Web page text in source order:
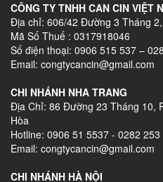
CÔNG TY TNHH CAN CIN VIỆT
Địa chỉ: 606/42 Đường 3 Tháng
Mã Số Thuế : 0317918046
Số điện thoại: 0906 515 537 –
Email: congtycancin@gmail.com
CHI NHÁNH NHA TRANG
Địa Chỉ: 86 Đường 23 Tháng 10,
Hòa
Hotline: 0906 51 5537 - 0282
Email: congtycancin@gmail.com
CHI NHÁNH HÀ NỘI